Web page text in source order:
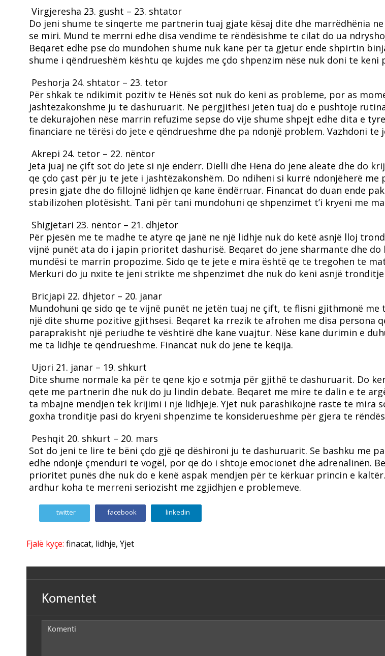
Virgjeresha 23. gusht – 23. shtator
Do jeni shume te sinqerte me partnerin tuaj gjate kësaj dite dhe marrëdhënia
se miri. Mund te merrni edhe disa vendime te rëndësishme te cilat do ua
Beqaret edhe pse do mundohen shume nuk kane për ta gjetur ende shpirtin
shume i qëndrueshëm kështu qe kujdes me çdo shpenzim nëse nuk doni te keni
Peshorja 24. shtator – 23. tetor
Për shkak te ndikimit pozitiv te Hënës sot nuk do keni as probleme, por as
jashtëzakonshme ju te dashuruarit. Ne përgjithësi jetën tuaj do e pushtoje
te dekurajohen nëse marrin refuzime sepse do vije shume shpejt edhe dita e
financiare ne tërësi do jete e qëndrueshme dhe pa ndonjë problem. Vazhdoni te
Akrepi 24. tetor – 22. nëntor
Jeta juaj ne çift sot do jete si një ëndërr. Dielli dhe Hëna do jene aleate dhe do
qe çdo çast për ju te jete i jashtëzakonshëm. Do ndiheni si kurrë ndonjëherë me
presin gjate dhe do fillojnë lidhjen qe kane ëndërruar. Financat do duan ende
stabilizohen plotësisht. Tani për tani mundohuni qe shpenzimet t’i kryeni me
Shigjetari 23. nëntor – 21. dhjetor
Për pjesën me te madhe te atyre qe janë ne një lidhje nuk do ketë asnjë lloj
vijnë punët ata do i japin prioritet dashurisë. Beqaret do jene sharmante dhe do
mundësi te marrin propozime. Sido qe te jete e mira është qe te tregohen te
Merkuri do ju nxite te jeni strikte me shpenzimet dhe nuk do keni asnjë
Bricjapi 22. dhjetor – 20. janar
Mundohuni qe sido qe te vijnë punët ne jetën tuaj ne çift, te flisni gjithmonë
një dite shume pozitive gjithsesi. Beqaret ka rrezik te afrohen me disa persona
paraprakisht një periudhe te vështirë dhe kane vuajtur. Nëse kane durimin e
me ta lidhje te qëndrueshme. Financat nuk do jene te këqija.
Ujori 21. janar – 19. shkurt
Dite shume normale ka për te qene kjo e sotmja për gjithë te dashuruarit. Do
qete me partnerin dhe nuk do ju lindin debate. Beqaret me mire te dalin e te
ta mbajnë mendjen tek krijimi i një lidhjeje. Yjet nuk parashikojnë raste te mira
goxha tronditje pasi do kryeni shpenzime te konsiderueshme për gjera te
Peshqit 20. shkurt – 20. mars
Sot do jeni te lire te bëni çdo gjë qe dëshironi ju te dashuruarit. Se bashku me
edhe ndonjë çmenduri te vogël, por qe do i shtoje emocionet dhe adrenalinën.
prioritet punës dhe nuk do e kenë aspak mendjen për te kërkuar princin e
ardhur koha te merreni seriozisht me zgjidhjen e problemeve.
twitter facebook linkedin
Fjalë kyçe: finacat, lidhje, Yjet
Komentet